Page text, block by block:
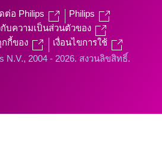
ต่อ Philips
Philips
บความเป็นส่วนตัวของ
กี้ของ
เงื่อนไขการใช้
N.V., 2004 - 2026. สงวนลิขสิทธิ์.